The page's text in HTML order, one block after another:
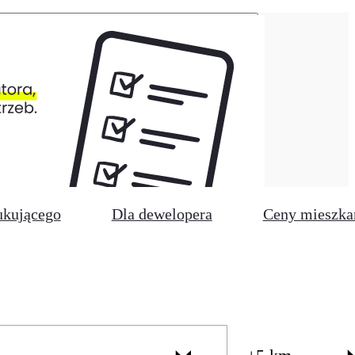
Dla dewelopera Ceny